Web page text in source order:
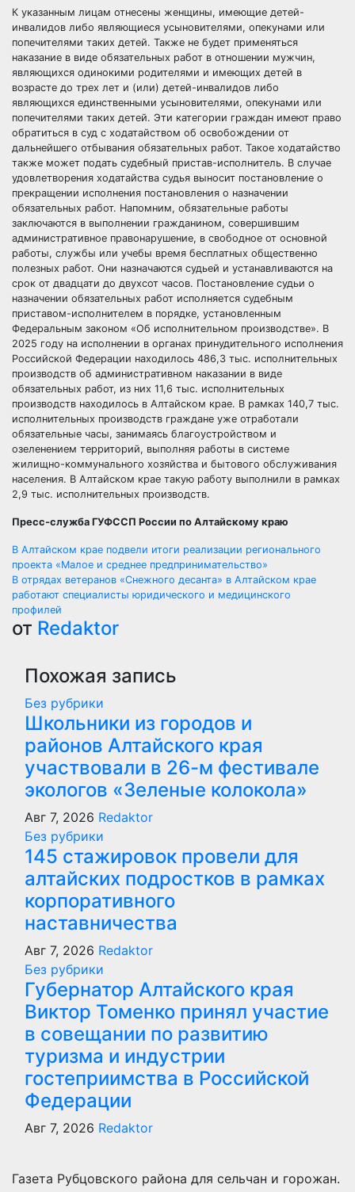
К указанным лицам отнесены женщины, имеющие детей-
инвалидов либо являющиеся усыновителями, опекунами или
попечителями таких детей. Также не будет применяться
наказание в виде обязательных работ в отношении мужчин,
являющихся одинокими родителями и имеющих детей в
возрасте до трех лет и (или) детей-инвалидов либо
являющихся единственными усыновителями, опекунами или
попечителями таких детей. Эти категории граждан имеют право
обратиться в суд с ходатайством об освобождении от
дальнейшего отбывания обязательных работ. Такое ходатайство
также может подать судебный пристав-исполнитель. В случае
удовлетворения ходатайства судья выносит постановление о
прекращении исполнения постановления о назначении
обязательных работ. Напомним, обязательные работы
заключаются в выполнении гражданином, совершившим
административное правонарушение, в свободное от основной
работы, службы или учебы время бесплатных общественно
полезных работ. Они назначаются судьей и устанавливаются на
срок от двадцати до двухсот часов. Постановление судьи о
назначении обязательных работ исполняется судебным
приставом-исполнителем в порядке, установленным
Федеральным законом «Об исполнительном производстве». В
2025 году на исполнении в органах принудительного исполнения
Российской Федерации находилось 486,3 тыс. исполнительных
производств об административном наказании в виде
обязательных работ, из них 11,6 тыс. исполнительных
производств находилось в Алтайском крае. В рамках 140,7 тыс.
исполнительных производств граждане уже отработали
обязательные часы, занимаясь благоустройством и
озеленением территорий, выполняя работы в системе
жилищно-коммунального хозяйства и бытового обслуживания
населения. В Алтайском крае такую работу выполнили в рамках
2,9 тыс. исполнительных производств.
Пресс-служба ГУФССП России по Алтайскому краю
Навигация
по
записям
В Алтайском крае подвели итоги реализации регионального
проекта «Малое и среднее предпринимательство»
В отрядах ветеранов «Снежного десанта» в Алтайском крае
работают специалисты юридического и медицинского
профилей
от Redaktor
Похожая запись
Без рубрики
Школьники из городов и
районов Алтайского края
участвовали в 26-м фестивале
экологов «Зеленые колокола»
Авг 7, 2026 Redaktor
Без рубрики
145 стажировок провели для
алтайских подростков в рамках
корпоративного
наставничества
Авг 7, 2026 Redaktor
Без рубрики
Губернатор Алтайского края
Виктор Томенко принял участие
в совещании по развитию
туризма и индустрии
гостеприимства в Российской
Федерации
Авг 7, 2026 Redaktor
Газета Рубцовского района для сельчан и горожан.